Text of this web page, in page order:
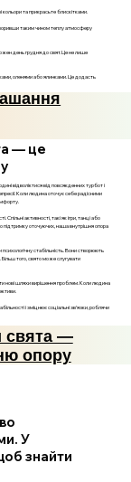
кольори та прикрасьте блискітками.
таким чином теплу атмосферу
день грудня до свят. Це не лише
оленями або ялинками. Це додасть
— це
відволіктися від повсякденних турбот і
Коли людина оточує себе радісними
активності, такі як ігри, танці або
підтримку оточуючих, наша внутрішня опора
стабільність. Вони створюють
того, свято може слугувати
нові шляхи вирішення проблем. Коли людина
і зміцнює соціальні зв’язки, роблячи
свята —
опору
У
знайти